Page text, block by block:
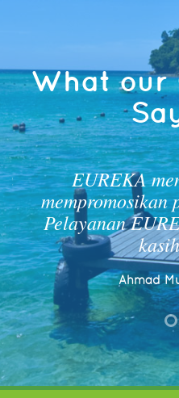
What our
EUREKA
mempromosikan
Pelayanan
kasih
Ahmad